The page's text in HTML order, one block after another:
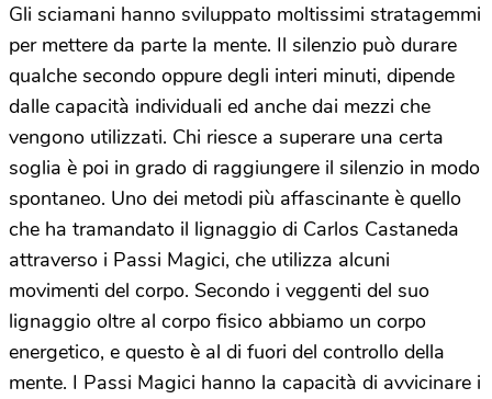
Gli sciamani hanno sviluppato moltissimi stratagemmi
per mettere da parte la mente. Il silenzio può durare
qualche secondo oppure degli interi minuti, dipende
dalle capacità individuali ed anche dai mezzi che
vengono utilizzati. Chi riesce a superare una certa
soglia è poi in grado di raggiungere il silenzio in modo
spontaneo. Uno dei metodi più affascinante è quello
che ha tramandato il lignaggio di Carlos Castaneda
attraverso i Passi Magici, che utilizza alcuni
movimenti del corpo. Secondo i veggenti del suo
lignaggio oltre al corpo fisico abbiamo un corpo
energetico, e questo è al di fuori del controllo della
mente. I Passi Magici hanno la capacità di avvicinare i